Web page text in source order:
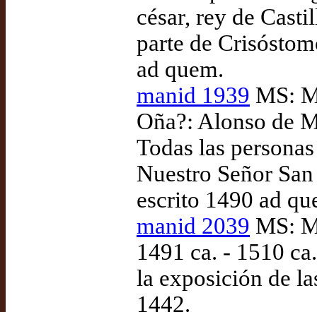
césar, rey de
parte de
ad quem.
manid 1939 MS:
Oña?: Alonso de
Todas las
Nuestro Señor
escrito 1490 ad
manid 2039 MS:
1491 ca. - 1510
la exposición de
1442.